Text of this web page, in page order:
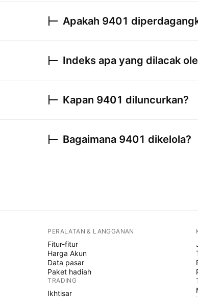
Apakah 9401
Indeks apa yang dilacak
Kapan 9401 diluncurkan?
Bagaimana 9401 dikelola?
PERALATAN & LANGGANAN
Fitur-fitur
Harga Akun
Data pasar
Paket hadiah
TRADING
Ikhtisar